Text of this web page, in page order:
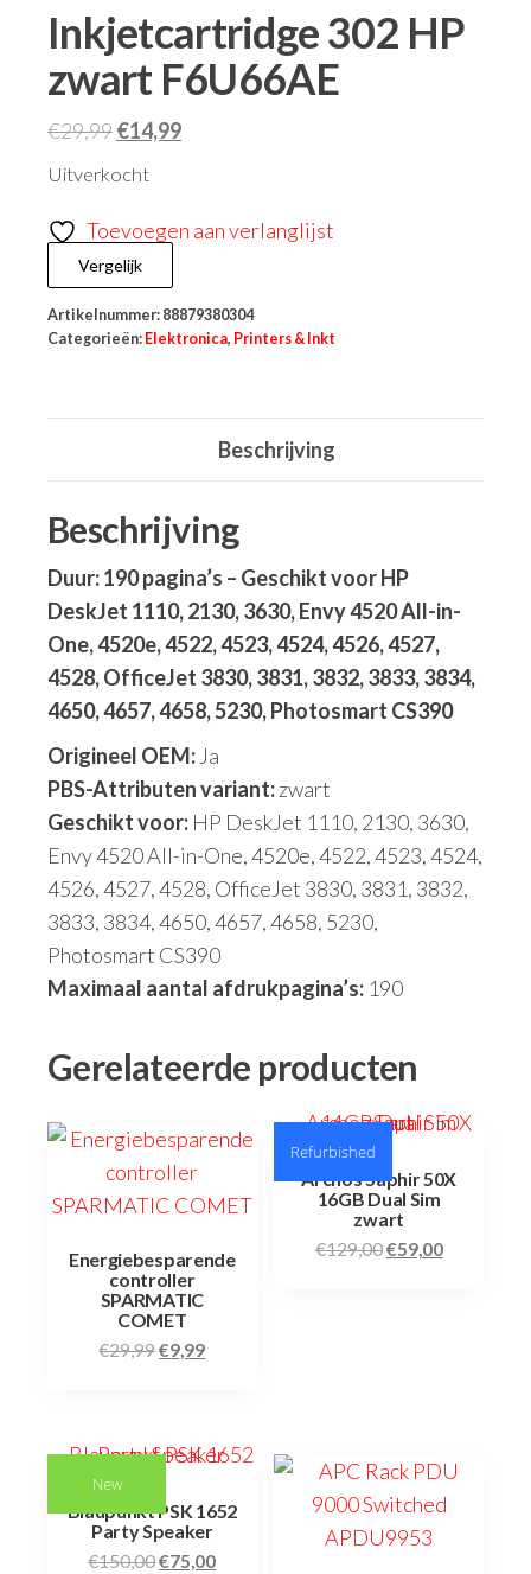
Inkjetcartridge 302 HP
zwart F6U66AE
€29,99€14,99
Uitverkocht
Toevoegen aan verlanglijst
Vergelijk
Artikelnummer: 88879380304
Categorieën: Elektronica, Printers & Inkt
Beschrijving
Beschrijving
Duur: 190 pagina’s – Geschikt voor HP
DeskJet 1110, 2130, 3630, Envy 4520 All-in-
One, 4520e, 4522, 4523, 4524, 4526, 4527,
4528, OfficeJet 3830, 3831, 3832, 3833, 3834,
4650, 4657, 4658, 5230, Photosmart CS390
Origineel OEM: Ja
PBS-Attributen variant:zwart
Geschikt voor: HP DeskJet 1110, 2130, 3630,
Envy 4520 All-in-One, 4520e, 4522, 4523, 4524,
4526, 4527, 4528, OfficeJet 3830, 3831, 3832,
3833, 3834, 4650, 4657, 4658, 5230,
Photosmart CS390
Maximaal aantal afdrukpagina’s: 190
Gerelateerde producten
Energiebesparende
controller
SPARMATIC
COMET
€29,99€9,99
Refurbished
Archos Saphir 50X
16GB Dual Sim
zwart
€129,00€59,00
New
Blaupunkt PSK 1652
Party Speaker
€150,00€75,00